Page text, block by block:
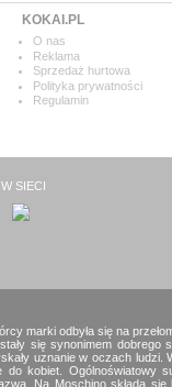
KOKAI.PL
O nas
Reklama
Sprzedaż hurtowa
Polityka prywatności
Regulamin
SIECI
marki odbyła się na
się synonimem dobrego
uznanie w oczach ludzi.
do kobiet. Ogólnoświatowy
Na Moschino składa